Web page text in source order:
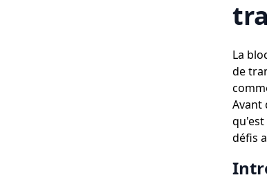
La
de
Avant
qu'est
défis